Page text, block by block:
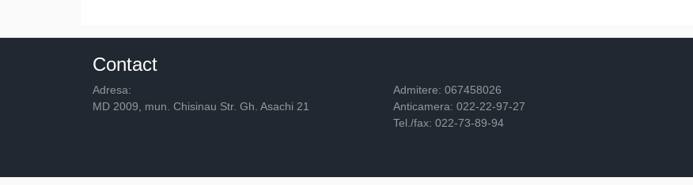
Contact
Adresa:
MD 2009, mun. Chisinau Str. Gh. Asachi 21
Admitere: 067458026
Anticamera: 022-22-97-27
Tel./fax: 022-73-89-94